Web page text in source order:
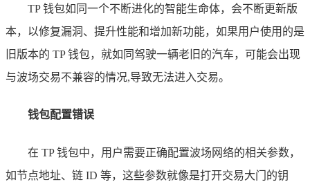
TP 钱包如同一个不断进化的智能生命体，会不断更新版
本，以修复漏洞、提升性能和增加新功能，如果用户使用的是
旧版本的 TP 钱包，就如同驾驶一辆老旧的汽车，可能会出现
与波场交易不兼容的情况,导致无法进入交易。
钱包配置错误
在 TP 钱包中，用户需要正确配置波场网络的相关参数，
如节点地址、链 ID 等，这些参数就像是打开交易大门的钥